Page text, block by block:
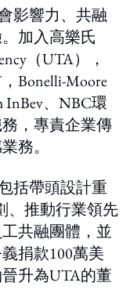
影響力、共融
加入高樂氏
（UTA），
Bonelli-Moore
InBev、NBC環
，專責企業傳
務。
括帶頭設計重
、推動行業領先
共融團體，並
捐款100萬美
升為UTA的董